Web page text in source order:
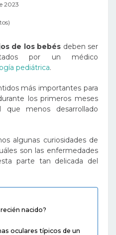
2023
de los bebés deben ser
por un médico
pediátrica.
más importantes para
los primeros meses
menos desarrollado
algunas curiosidades de
son las enfermedades
parte tan delicada del
nacido?
oculares típicos de un